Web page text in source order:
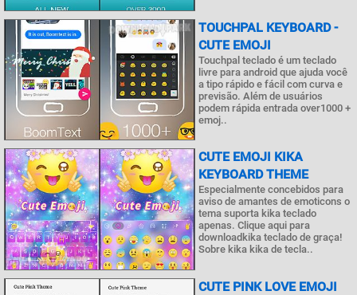
TOUCHPAL KEYBOARD -
CUTE EMOJI
Touchpal teclado é um teclado
livre para android que ajuda você
a tipo rápido e fácil com curva e
previsão. Além de usuários
podem rápida entrada over1000 +
emoj..
CUTE EMOJI KIKA
KEYBOARD THEME
Especialmente concebidos para
aviso de amantes de emoticons o
tema suporta kika teclado
apenas. Clique aqui para
downloadkika teclado de graça!
Sobre kika kika de tecla..
CUTE PINK LOVE EMOJI